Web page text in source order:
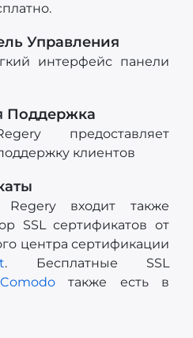
Управления
интерфейс панели
Поддержка
предоставляет
клиентов
входит также
SSL сертификатов от
центра сертификации
. Бесплатные SSL
Comodoтакже есть в